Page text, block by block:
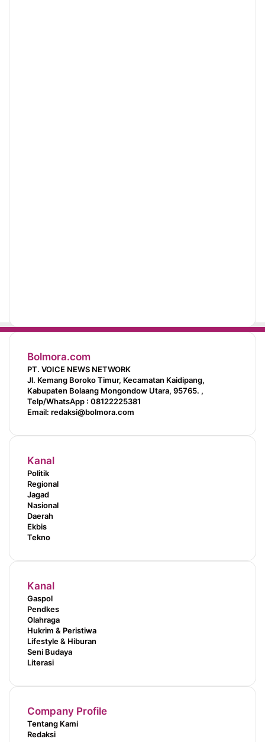
Bolmora.com
PT. VOICE NEWS NETWORK
Jl. Kemang Boroko Timur, Kecamatan Kaidipang,
Kabupaten Bolaang Mongondow Utara, 95765. ,
Telp/WhatsApp : 08122225381
Email: redaksi@bolmora.com
Kanal
Politik
Regional
Jagad
Nasional
Daerah
Ekbis
Tekno
Kanal
Gaspol
Pendkes
Olahraga
Hukrim & Peristiwa
Lifestyle & Hiburan
Seni Budaya
Literasi
Company Profile
Tentang Kami
Redaksi